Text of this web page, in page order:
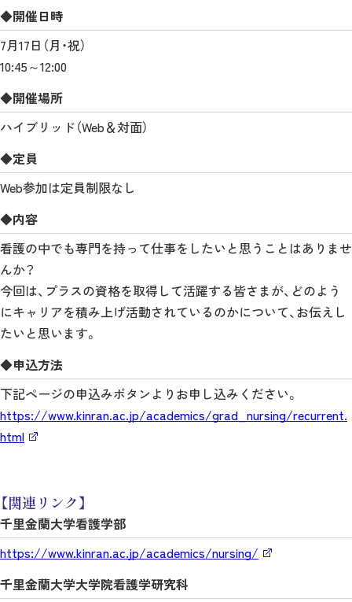
◆開催日時
7月17日（月・祝）
10:45～12:00
◆開催場所
ハイブリッド（Web＆対面）
◆定員
Web参加は定員制限なし
◆内容
看護の中でも専門を持って仕事をしたいと思うことはありませ
んか？
今回は、プラスの資格を取得して活躍する皆さまが、どのよう
にキャリアを積み上げ活動されているのかについて、お伝えし
たいと思います。
◆申込方法
下記ページの申込みボタンよりお申し込みください。
https://www.kinran.ac.jp/academics/grad_nursing/recurrent.
html
【関連リンク】
千里金蘭大学看護学部
https://www.kinran.ac.jp/academics/nursing/
千里金蘭大学大学院看護学研究科